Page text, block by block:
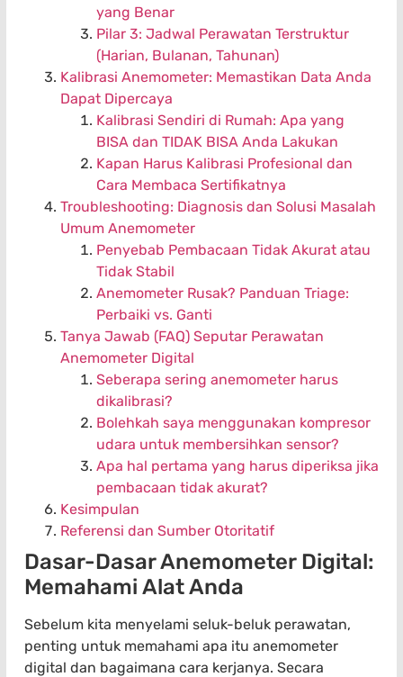
yang Benar
Pilar 3: Jadwal Perawatan Terstruktur
(Harian, Bulanan, Tahunan)
Kalibrasi Anemometer: Memastikan Data Anda
Dapat Dipercaya
Kalibrasi Sendiri di Rumah: Apa yang
BISA dan TIDAK BISA Anda Lakukan
Kapan Harus Kalibrasi Profesional dan
Cara Membaca Sertifikatnya
Troubleshooting: Diagnosis dan Solusi Masalah
Umum Anemometer
Penyebab Pembacaan Tidak Akurat atau
Tidak Stabil
Anemometer Rusak? Panduan Triage:
Perbaiki vs. Ganti
Tanya Jawab (FAQ) Seputar Perawatan
Anemometer Digital
Seberapa sering anemometer harus
dikalibrasi?
Bolehkah saya menggunakan kompresor
udara untuk membersihkan sensor?
Apa hal pertama yang harus diperiksa jika
pembacaan tidak akurat?
Kesimpulan
Referensi dan Sumber Otoritatif
Dasar-Dasar Anemometer Digital:
Memahami Alat Anda
Sebelum kita menyelami seluk-beluk perawatan,
penting untuk memahami apa itu anemometer
digital dan bagaimana cara kerjanya. Secara